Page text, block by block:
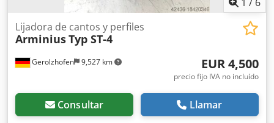
Gerolzhofen 9,527 km
Lijadora de cantos y perfiles
ArminiusTyp ST-4
EUR 4,500
precio fijo IVA no incluído
Consultar Llamar